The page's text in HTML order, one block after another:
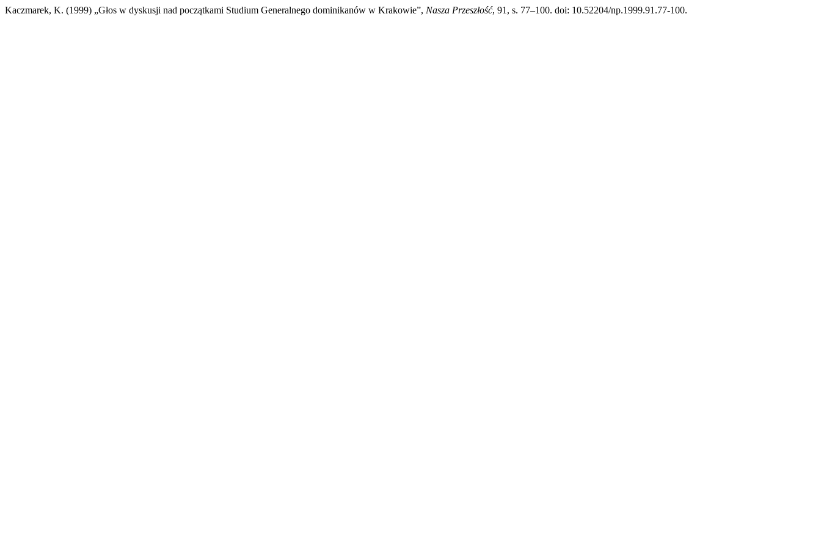
Kaczmarek, K. (1999) „Głos w dyskusji nad początkami Studium Generalnego dominikanów w Krakowie”, Nasza Przeszłość, 91, s. 77–100. doi: 10.52204/np.1999.91.77-100.